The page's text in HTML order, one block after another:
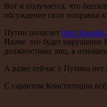
Вот и получается, что
обсуждение свои поправки
Путин полагает http://
Иначе это будет нарушение
должностных лиц, в
А разве сейчас у Путина
С гарантом Конституции